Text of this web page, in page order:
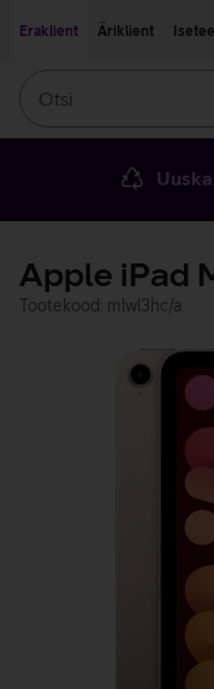
Eraklient
Äriklient
Apple iPad
Tootekood: mlwl3hc/a